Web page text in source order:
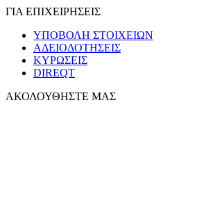
ΓΙΑ ΕΠΙΧΕΙΡΗΣΕΙΣ
ΥΠΟΒΟΛΗ ΣΤΟΙΧΕΙΩΝ
ΑΔΕΙΟΔΟΤΗΣΕΙΣ
ΚΥΡΩΣΕΙΣ
DIREQT
ΑΚΟΛΟΥΘΗΣΤΕ ΜΑΣ